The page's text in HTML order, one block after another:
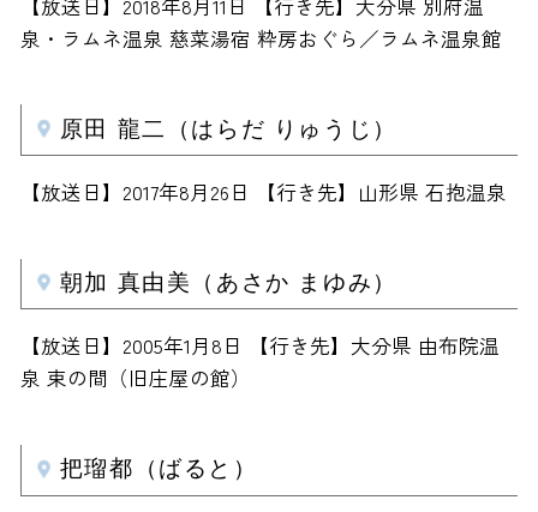
泉・ラムネ温泉 慈菜湯宿 粋房おぐら／ラムネ温泉館
原田 龍二（はらだ りゅうじ）
【放送日】2017年8月26日 【行き先】山形県 石抱温泉
朝加 真由美（あさか まゆみ）
【放送日】2005年1月8日 【行き先】大分県 由布院温
泉 束の間（旧庄屋の館）
把瑠都（ばると）